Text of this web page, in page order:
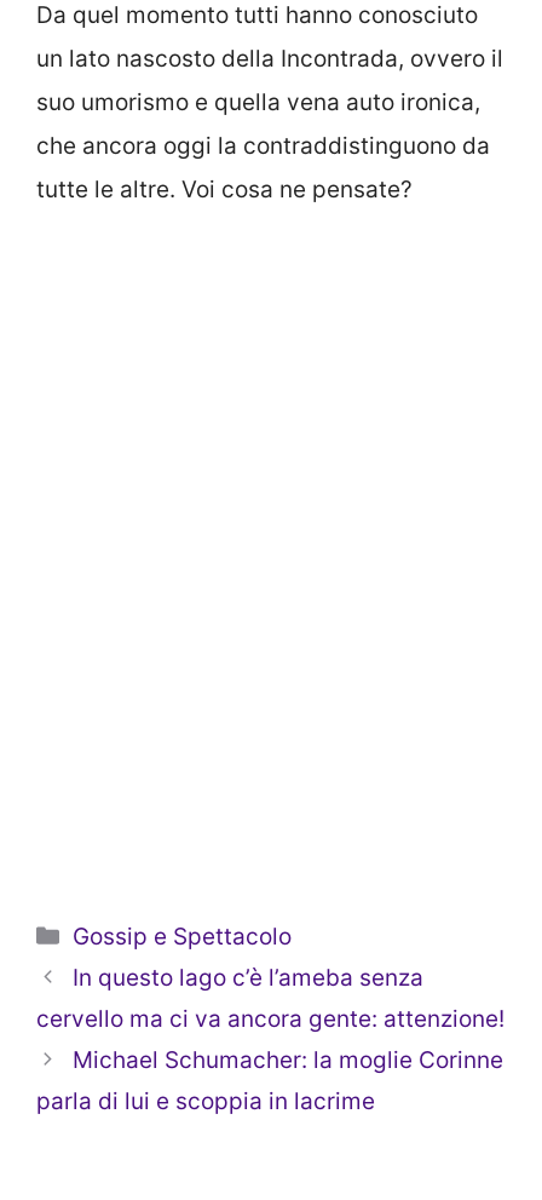
Da quel momento tutti hanno conosciuto
un lato nascosto della Incontrada, ovvero il
suo umorismo e quella vena auto ironica,
che ancora oggi la contraddistinguono da
tutte le altre. Voi cosa ne pensate?
Categorie
Gossip e Spettacolo
In questo lago c’è l’ameba senza
cervello ma ci va ancora gente: attenzione!
Michael Schumacher: la moglie Corinne
parla di lui e scoppia in lacrime